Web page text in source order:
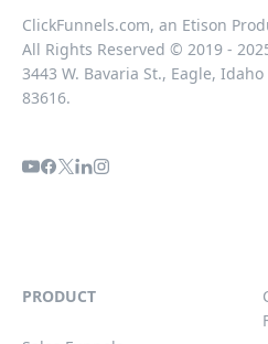
ClickFunnels.com, an Etison
All Rights Reserved © 2019 -
3443 W. Bavaria St., Eagle, Idaho
83616.
PRODUCT